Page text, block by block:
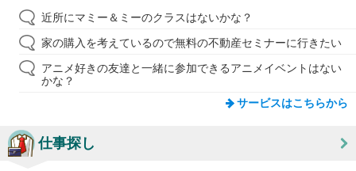
近所にマミー＆ミーのクラスはないかな？
家の購入を考えているので無料の不動産セミナーに行きたい
アニメ好きの友達と一緒に参加できるアニメイベントはない
かな？
サービスはこちらから
仕事探し